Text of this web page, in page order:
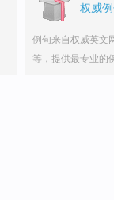
权威
例句来自权威英文
等，提供最专业的